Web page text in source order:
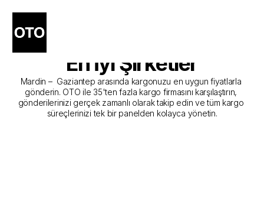
Mardin - Gaziantep Kargo
Gönderim Hizmeti Sunan
En İyi Şirketler
Mardin –  Gaziantep arasında kargonuzu en uygun fiyatlarla
gönderin. OTO ile 35'ten fazla kargo firmasını karşılaştırın,
gönderilerinizi gerçek zamanlı olarak takip edin ve tüm kargo
süreçlerinizi tek bir panelden kolayca yönetin.